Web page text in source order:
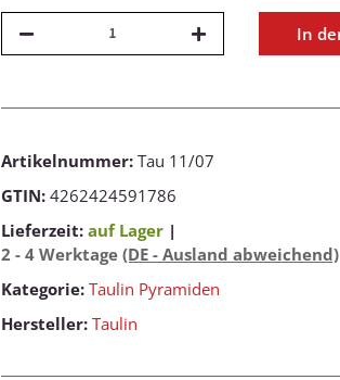
In
Artikelnummer: Tau 11/07
GTIN: 4262424591786
Lieferzeit: auf Lager |
2 - 4 Werktage (DE - Ausland abweichend)
Kategorie: Taulin Pyramiden
Hersteller: Taulin